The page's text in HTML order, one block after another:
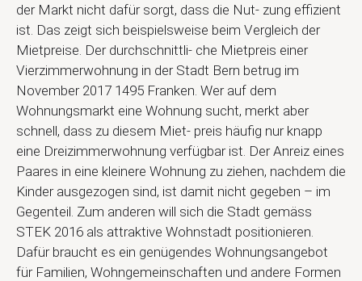
der Markt nicht dafür sorgt, dass die Nut- zung effizient
ist. Das zeigt sich beispielsweise beim Vergleich der
Mietpreise. Der durchschnittli- che Mietpreis einer
Vierzimmerwohnung in der Stadt Bern betrug im
November 2017 1495 Franken. Wer auf dem
Wohnungsmarkt eine Wohnung sucht, merkt aber
schnell, dass zu diesem Miet- preis häufig nur knapp
eine Dreizimmerwohnung verfügbar ist. Der Anreiz eines
Paares in eine kleinere Wohnung zu ziehen, nachdem die
Kinder ausgezogen sind, ist damit nicht gegeben – im
Gegenteil. Zum anderen will sich die Stadt gemäss
STEK 2016 als attraktive Wohnstadt positionieren.
Dafür braucht es ein genügendes Wohnungsangebot
für Familien, Wohngemeinschaften und andere Formen